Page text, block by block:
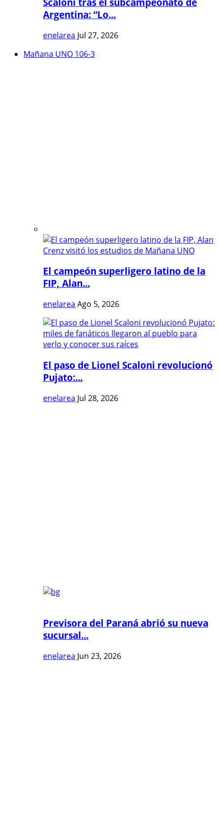
Argentina: “Lo...
enelarea Jul 27, 2026
Mañana UNO 106-3
El campeón superligero latino de la
FIP, Alan...
enelarea Ago 5, 2026
El paso de Lionel Scaloni revolucionó
Pujato:...
enelarea Jul 28, 2026
Previsora del Paraná abrió su nueva
sucursal...
enelarea Jun 23, 2026